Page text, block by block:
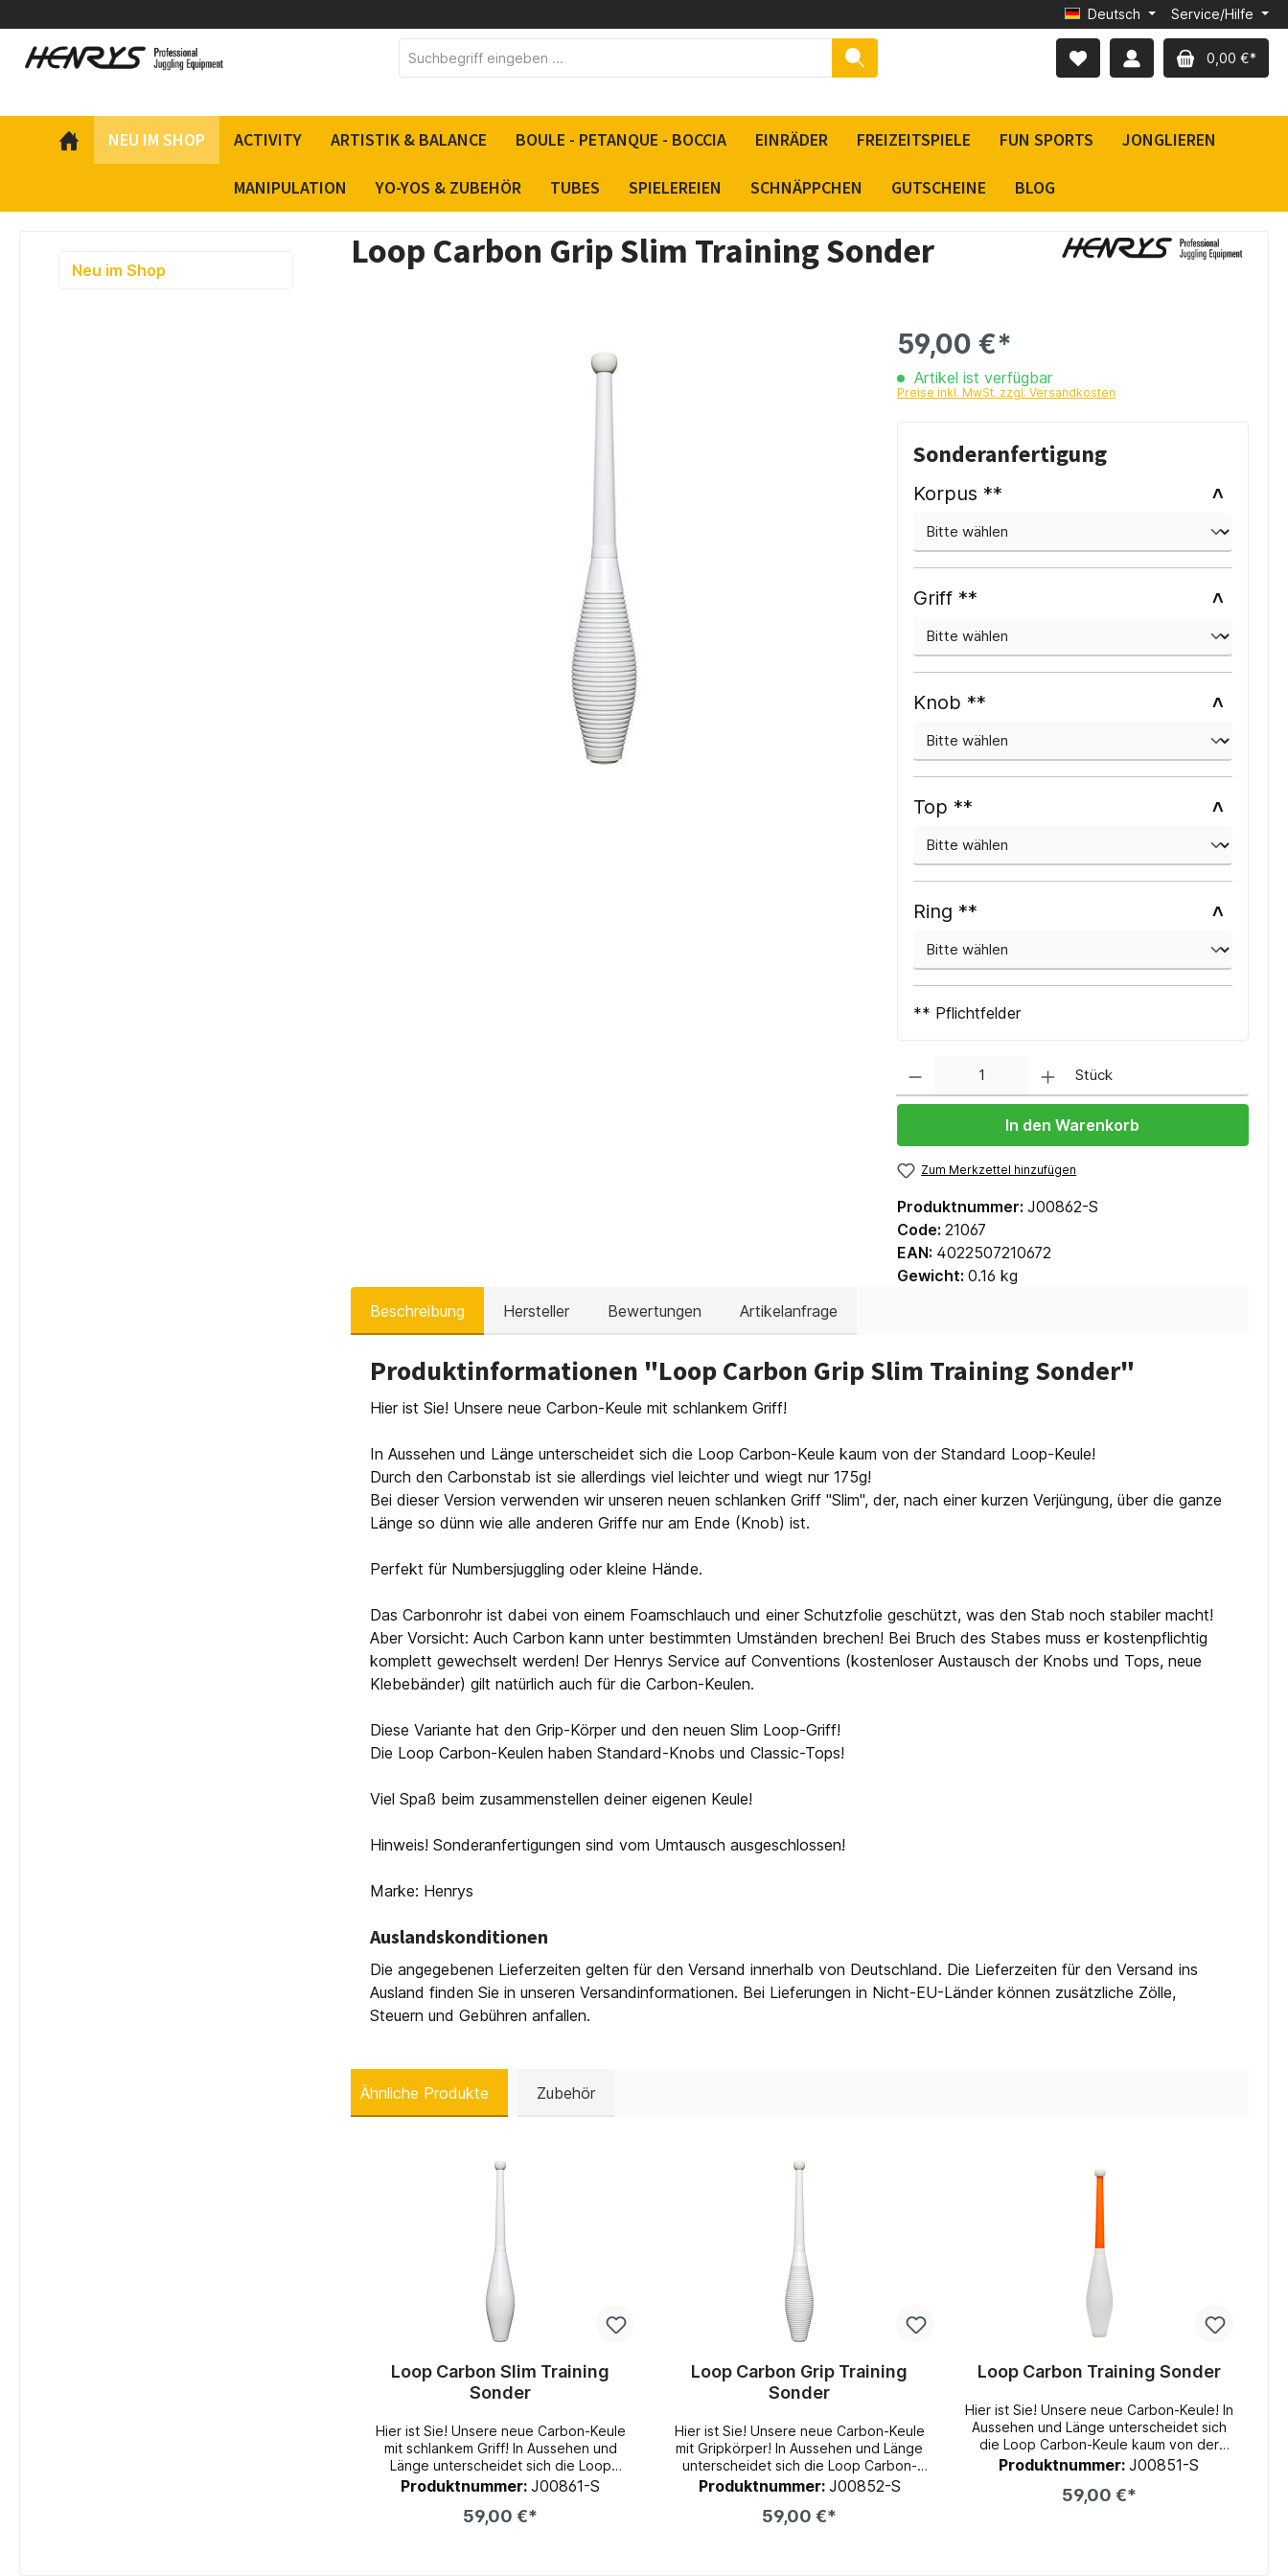
Deutsch Service/Hilfe
0,00 €*
NEU IM SHOP ACTIVITY ARTISTIK & BALANCE BOULE - PETANQUE - BOCCIA EINRÄDER FREIZEITSPIELE FUN SPORTS JONGLIEREN
MANIPULATION YO-YOS & ZUBEHÖR TUBES SPIELEREIEN SCHNÄPPCHEN GUTSCHEINE BLOG
Neu im Shop Loop Carbon Grip Slim Training Sonder
59,00 €*
Artikel ist verfügbar
Preise inkl. MwSt. zzgl. Versandkosten
Sonderanfertigung
Korpus **
Griff **
Knob **
Top **
Ring **
** Pflichtfelder
Stück
In den Warenkorb
Zum Merkzettel hinzufügen
Produktnummer: J00862-S
Code: 21067
EAN: 4022507210672
Gewicht: 0.16 kg
Beschreibung
Hersteller Bewertungen Artikelanfrage
Produktinformationen "Loop Carbon Grip Slim Training Sonder"
Hier ist Sie! Unsere neue Carbon-Keule mit schlankem Griff!
In Aussehen und Länge unterscheidet sich die Loop Carbon-Keule kaum von der Standard Loop-Keule!
Durch den Carbonstab ist sie allerdings viel leichter und wiegt nur 175g!
Bei dieser Version verwenden wir unseren neuen schlanken Griff "Slim", der, nach einer kurzen Verjüngung, über die ganze
Länge so dünn wie alle anderen Griffe nur am Ende (Knob) ist.
Perfekt für Numbersjuggling oder kleine Hände.
Das Carbonrohr ist dabei von einem Foamschlauch und einer Schutzfolie geschützt, was den Stab noch stabiler macht!
Aber Vorsicht: Auch Carbon kann unter bestimmten Umständen brechen! Bei Bruch des Stabes muss er kostenpflichtig
komplett gewechselt werden! Der Henrys Service auf Conventions (kostenloser Austausch der Knobs und Tops, neue
Klebebänder) gilt natürlich auch für die Carbon-Keulen.
Diese Variante hat den Grip-Körper und den neuen Slim Loop-Griff!
Die Loop Carbon-Keulen haben Standard-Knobs und Classic-Tops!
Viel Spaß beim zusammenstellen deiner eigenen Keule!
Hinweis! Sonderanfertigungen sind vom Umtausch ausgeschlossen!
Marke: Henrys
Auslandskonditionen
Die angegebenen Lieferzeiten gelten für den Versand innerhalb von Deutschland. Die Lieferzeiten für den Versand ins
Ausland finden Sie in unseren Versandinformationen. Bei Lieferungen in Nicht-EU-Länder können zusätzliche Zölle,
Steuern und Gebühren anfallen.
Ähnliche Produkte Zubehör
Loop Carbon Slim Training
Sonder
Hier ist Sie! Unsere neue Carbon-Keule
mit schlankem Griff! In Aussehen und
Länge unterscheidet sich die Loop
Carbon-Keule kaum von der Standard
allerdings viel leichter und wiegt nur
Produktnummer:J00861-S
59,00 €*
Loop Carbon Grip Training
Sonder
Hier ist Sie! Unsere neue Carbon-Keule
mit Gripkörper! In Aussehen und Länge
unterscheidet sich die Loop Carbon-
Keule kaum von der Standard Loop-
allerdings viel leichter und wiegt nur
Produktnummer: J00852-S
59,00 €*
Loop Carbon Training Sonder
Hier ist Sie! Unsere neue Carbon-Keule! In
Aussehen und Länge unterscheidet sich
die Loop Carbon-Keule kaum von der
Standard Loop-Keule! Durch den
und wiegt nur 175g! Das Carbonrohr ist
Produktnummer:J00851-S
59,00 €*